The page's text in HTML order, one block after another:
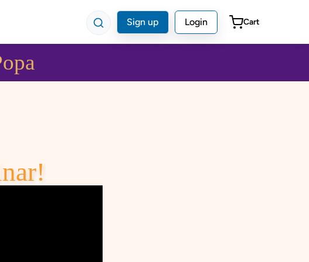
Sign up Login Cart